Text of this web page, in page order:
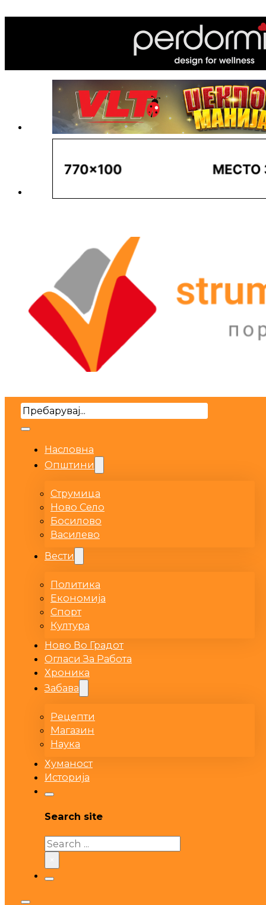
Search
Насловна
Општини
Струмица
Ново Село
Босилово
Василево
Вести
Политика
Економија
Спорт
Култура
Ново Во Градот
Огласи За Работа
Хроника
Забава
Рецепти
Магазин
Наука
Хуманост
Историја
Search site
Search